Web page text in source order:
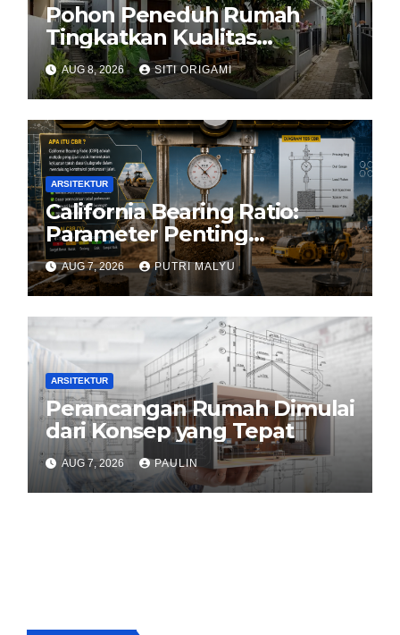
Pohon Peneduh Rumah
Tingkatkan Kualitas
Arsitektur Hunian
AUG 8, 2026 SITI ORIGAMI
ARSITEKTUR
California Bearing Ratio:
Parameter Penting
Kekuatan Tanah Konstruksi
AUG 7, 2026 PUTRI MALYU
ARSITEKTUR
Perancangan Rumah Dimulai
dari Konsep yang Tepat
AUG 7, 2026 PAULIN